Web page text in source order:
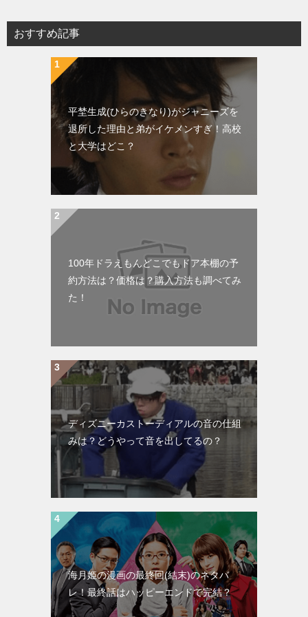
おすすめ記事
平埜生成(ひらのきなり)がジャニーズを
退所した理由と弟がイケメンすぎ！高校
と大学はどこ？
100年ドラえもんどこでもドア本棚の予
約方法は？価格は？購入方法も調べてみ
た！
ディズニーカストーディアルの音の仕組
みは？どうやって音を出してるの？
海月姫の漫画の最終回(結末)のネタバ
レ！最終話はハッピーエンドで完結？